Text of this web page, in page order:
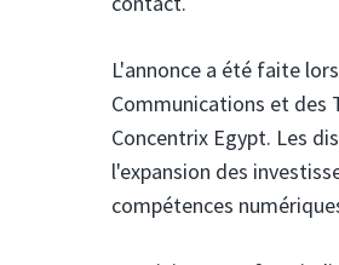
L'annonce a été faite
Communications et des
Concentrix Egypt. Les
l'expansion des
compétences